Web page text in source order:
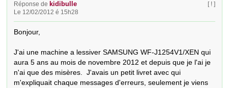
Réponse de kidibulle
Le 12/02/2012 é 15h28
[ ! ]
Bonjour,
J'ai une machine a lessiver SAMSUNG WF-J1254V1/XEN qui
aura 5 ans au mois de novembre 2012 et depuis que je l'ai je
n'ai que des misères.  J'avais un petit livret avec qui
m'expliquait chaque messages d'erreurs, seulement je viens